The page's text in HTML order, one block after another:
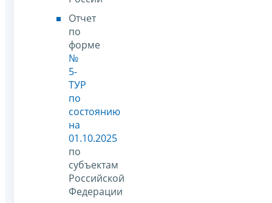
Отчет
по
форме
№
5-
ТУР
по
состоянию
на
01.10.2025
по
субъектам
Российской
Федерации